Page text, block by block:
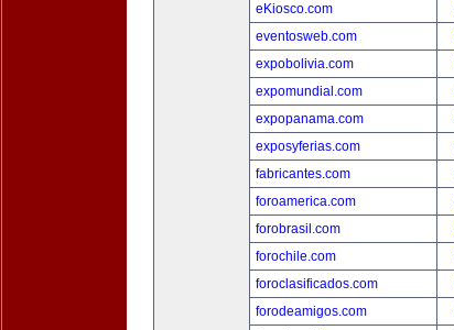
eKiosco.com
eventosweb.com
expobolivia.com
expomundial.com
expopanama.com
exposyferias.com
fabricantes.com
foroamerica.com
forobrasil.com
forochile.com
foroclasificados.com
forodeamigos.com